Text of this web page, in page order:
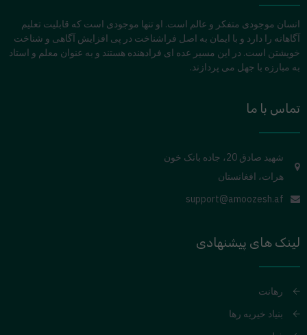
انسان موجودی متفکر و عالم است. او تنها موجودی است که قابلیت تعلیم
آگاهانه را دارد و با ایمان به اصل فراشناخت در پی افزایش آگاهی و شناخت
خویشتن است. در این مسیر عده ای فرادهنده هستند و به عنوان معلم و استاد
به مبارزه با جهل می پردازند.
تماس با ما
شهید صادق 20، جاده بانک خون
هرات، افغانستان
support@amoozesh.af
لینک های پیشنهادی
رهانت
بنیاد خیریه رها